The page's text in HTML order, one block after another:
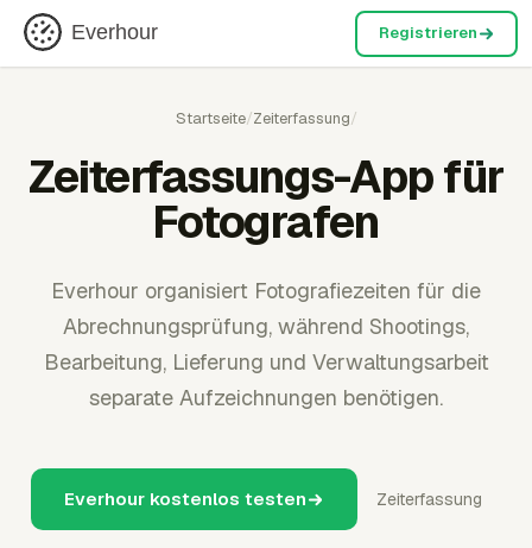
Everhour Registrieren
Startseite/Zeiterfassung/
Zeiterfassungs-App für
Fotografen
Everhour organisiert Fotografiezeiten für die
Abrechnungsprüfung, während Shootings,
Bearbeitung, Lieferung und Verwaltungsarbeit
separate Aufzeichnungen benötigen.
Everhour kostenlos testen Zeiterfassung